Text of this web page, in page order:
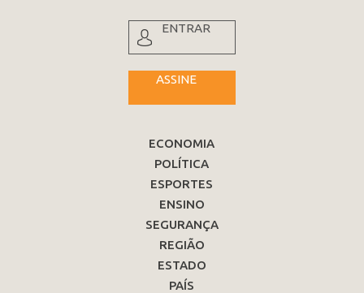
ENTRAR
ASSINE
ECONOMIA
POLÍTICA
ESPORTES
ENSINO
SEGURANÇA
REGIÃO
ESTADO
PAÍS